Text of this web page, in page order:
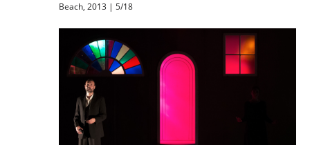
Beach, 2013 | 5/18